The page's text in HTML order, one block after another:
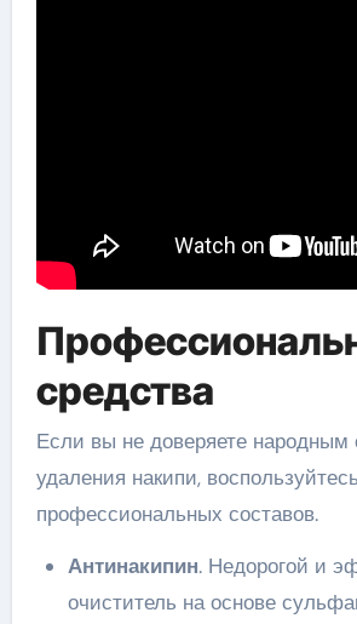
средства
Если вы не доверяете народным
удаления накипи,
профессиональных составов.
Антинакипин. Недорогой и
очиститель на основе